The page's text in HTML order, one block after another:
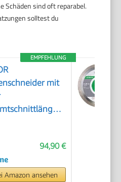
Schäden sind oft reparabel.
solltest du
EMPFEHLUNG
mit
Mindest.
25mm
94,90 €
Amazon ansehen